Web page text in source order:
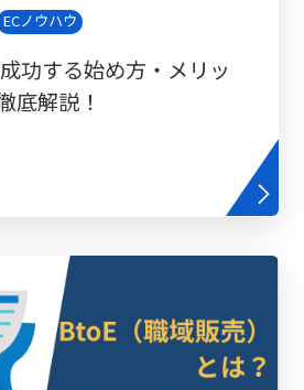
ECノウハウ
功する始め方・メリッ
底解説！